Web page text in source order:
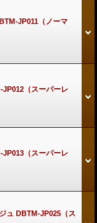
JP011（ノーマ
JP012（スーパーレ
JP013（スーパーレ
ュ DBTM-JP025（ス